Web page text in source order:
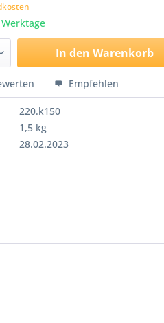
In den Warenkorb
Empfehlen
220.k150
1,5 kg
28.02.2023